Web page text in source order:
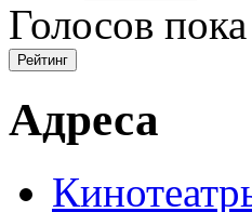
Голосов
Адреса